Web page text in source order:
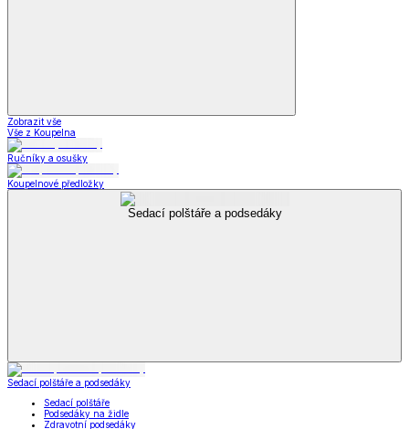
Zobrazit vše
Vše z Koupelna
Ručníky a osušky
Koupelnové předložky
Sedací polštáře a podsedáky
Sedací polštáře a podsedáky
Sedací polštáře
Podsedáky na židle
Zdravotní podsedáky